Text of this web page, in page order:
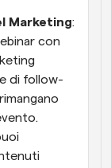
Marketing:
con
di follow-